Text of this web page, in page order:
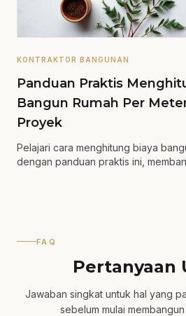
KONTRAKTOR BANGUNAN
Panduan Praktis
Bangun Rumah Per
Proyek
Pelajari cara menghitung biaya
dengan panduan praktis ini,
FAQ
Pertanyaan
Jawaban singkat untuk hal yang
sebelum mulai